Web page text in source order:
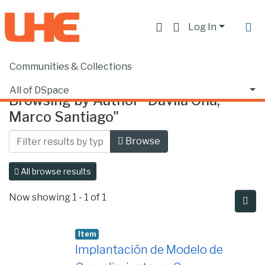
Log In
Communities & Collections
All of DSpace
Home Browse by Author
Browsing by Author "Dávila Oña,
Marco Santiago"
Browse
All browse results
Now showing 1 - 1 of 1
Item
Implantación de Modelo de